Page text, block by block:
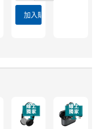
加入購物車